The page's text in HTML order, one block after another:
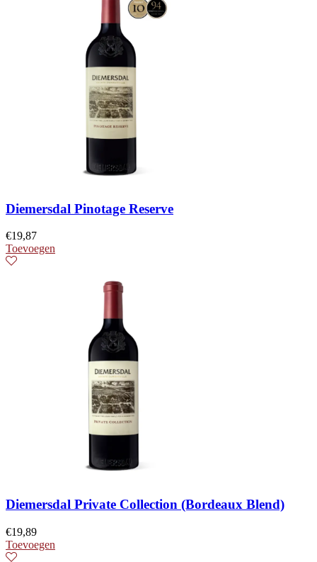
Diemersdal Pinotage Reserve
€19,87
Toevoegen
Diemersdal Private Collection (Bordeaux Blend)
€19,89
Toevoegen